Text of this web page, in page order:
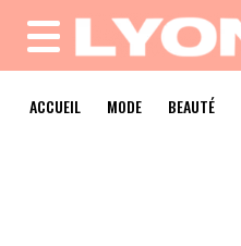
MENU
ACCUEIL MODE BEAUTÉ